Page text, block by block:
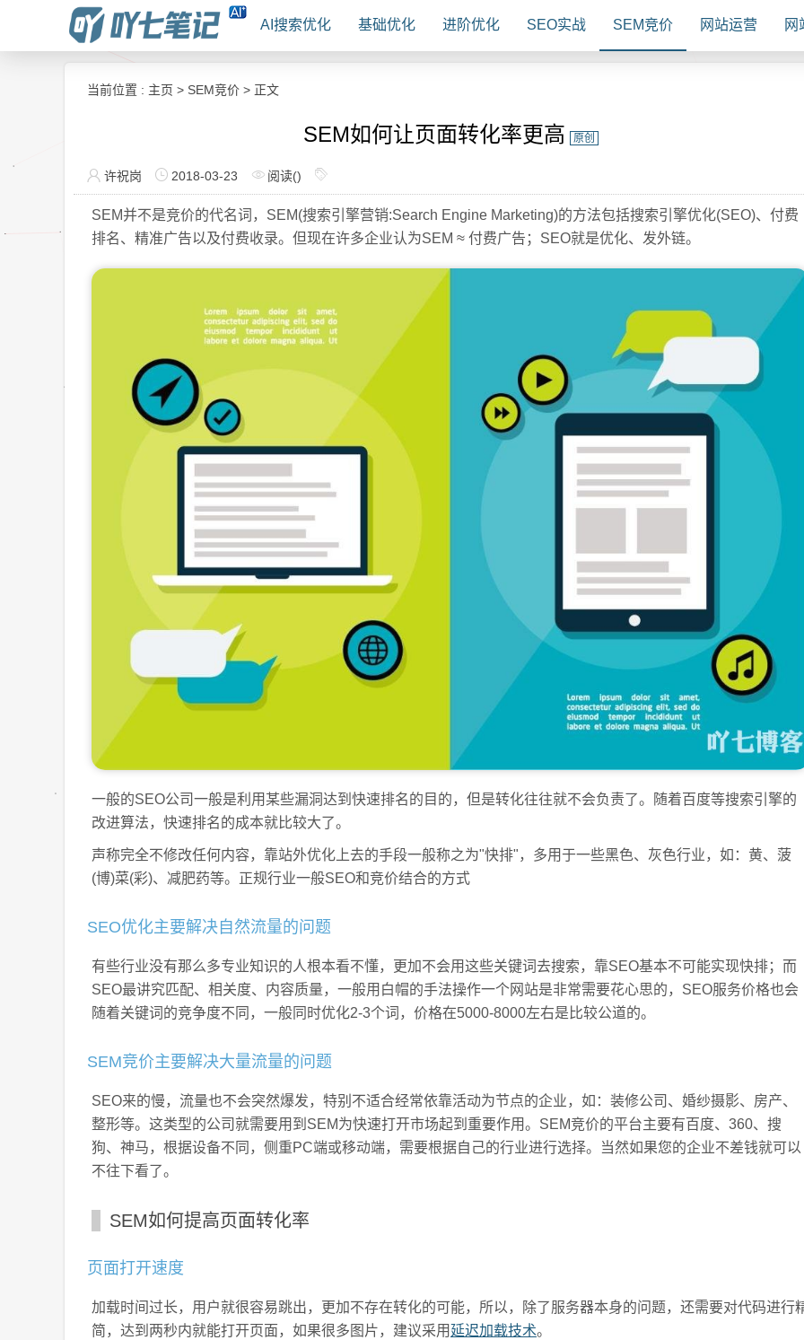
AI搜索优化 基础优化 进阶优化 SEO实战 SEM竞价 网站运营 网
当前位置 : 主页 > SEM竞价 > 正文
SEM如何让页面转化率更高 原创
许祝岗 2018-03-23 阅读()
SEM并不是竞价的代名词，SEM(搜索引擎营销:Search Engine Marketing)的方法包括搜索引擎优化(SEO)、付费
排名、精准广告以及付费收录。但现在许多企业认为SEM ≈ 付费广告；SEO就是优化、发外链。
一般的SEO公司一般是利用某些漏洞达到快速排名的目的，但是转化往往就不会负责了。随着百度等搜索引擎的
改进算法，快速排名的成本就比较大了。
声称完全不修改任何内容，靠站外优化上去的手段一般称之为"快排"，多用于一些黑色、灰色行业，如：黄、菠
(博)菜(彩)、减肥药等。正规行业一般SEO和竞价结合的方式
SEO优化主要解决自然流量的问题
有些行业没有那么多专业知识的人根本看不懂，更加不会用这些关键词去搜索，靠SEO基本不可能实现快排；而
SEO最讲究匹配、相关度、内容质量，一般用白帽的手法操作一个网站是非常需要花心思的，SEO服务价格也会
随着关键词的竞争度不同，一般同时优化2-3个词，价格在5000-8000左右是比较公道的。
SEM竞价主要解决大量流量的问题
SEO来的慢，流量也不会突然爆发，特别不适合经常依靠活动为节点的企业，如：装修公司、婚纱摄影、房产、
整形等。这类型的公司就需要用到SEM为快速打开市场起到重要作用。SEM竞价的平台主要有百度、360、搜
狗、神马，根据设备不同，侧重PC端或移动端，需要根据自己的行业进行选择。当然如果您的企业不差钱就可以
不往下看了。
SEM如何提高页面转化率
页面打开速度
加载时间过长，用户就很容易跳出，更加不存在转化的可能，所以，除了服务器本身的问题，还需要对代码进行
简，达到两秒内就能打开页面，如果很多图片，建议采用 延迟加载技术。